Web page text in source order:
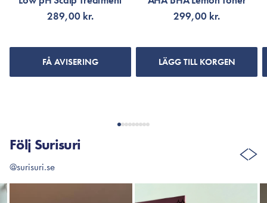
Paul Mitchell, Redken, Tromborg, Ducray, Vichy.
VISA FLER RECENSIONER
289,00 kr.
FÅ AVISERING
299,00 kr.
LÄGG TILL KORGEN
Följ Surisuri
@surisuri.se